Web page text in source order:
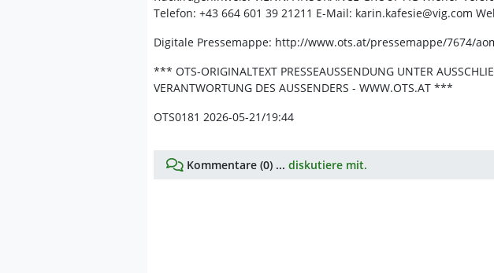
Telefon: +43 664 601 39 21211 E-Mail: karin.kafesie@vig.com
Digitale Pressemappe: http://www.ots.at/pressemappe/7674/
*** OTS-ORIGINALTEXT PRESSEAUSSENDUNG UNTER
VERANTWORTUNG DES AUSSENDERS - WWW.OTS.AT ***
OTS0181 2026-05-21/19:44
Kommentare (0) ... diskutiere mit.